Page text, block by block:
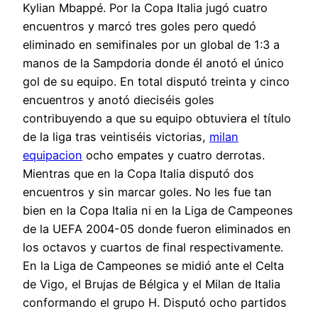
Kylian Mbappé. Por la Copa Italia jugó cuatro
encuentros y marcó tres goles pero quedó
eliminado en semifinales por un global de 1:3 a
manos de la Sampdoria donde él anotó el único
gol de su equipo. En total disputó treinta y cinco
encuentros y anotó dieciséis goles
contribuyendo a que su equipo obtuviera el título
de la liga tras veintiséis victorias, milan
equipacion ocho empates y cuatro derrotas.
Mientras que en la Copa Italia disputó dos
encuentros y sin marcar goles. No les fue tan
bien en la Copa Italia ni en la Liga de Campeones
de la UEFA 2004-05 donde fueron eliminados en
los octavos y cuartos de final respectivamente.
En la Liga de Campeones se midió ante el Celta
de Vigo, el Brujas de Bélgica y el Milan de Italia
conformando el grupo H. Disputó ocho partidos